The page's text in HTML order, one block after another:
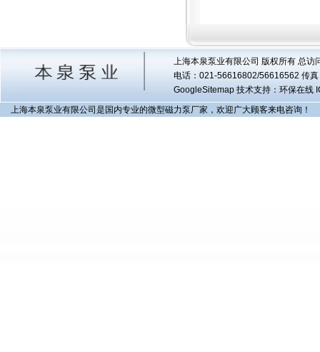
上海本泉泵业有限公司 版权所有 总访
电话：021-56616802/56616562 传
GoogleSitemap技术支持：环保在线
上海本泉泵业有限公司是国内专业的微型磁力泵厂家，欢迎广大顾客来电咨询！